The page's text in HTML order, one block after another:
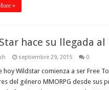
»
hace su llegada al
septiembre 29, 2015 0
hoy Wildstar comienza a ser Free
del género MMORPG desde sus